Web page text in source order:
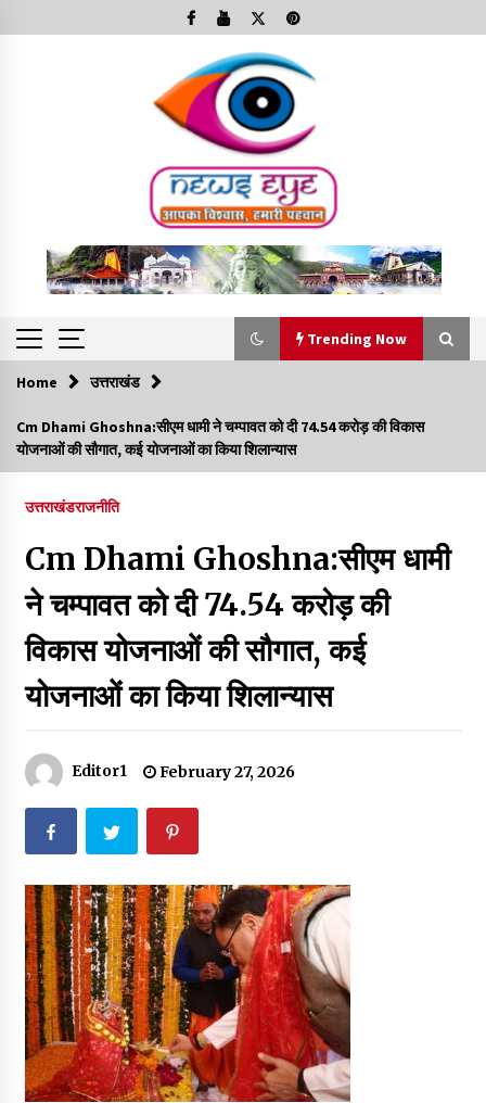
to
Trending Now
Trending Now
Minorities Rights Day : विश्व अल्पसंख्यक अधिकार दिवस
कार्यक्रम में शामिल हुए सीएम,आधुनिक मदरसों का नाम अब्दुल कलाम के नाम
Thought Of The Day 7 September
September 7, 2023
Thought Of The Day 6 September
September 6, 2023
May 18, 2022
Thought Of The Day 17 May
May 17, 2022
Thought Of The Day 16 May
May 16, 2022
Thought Of The Day 14 May
May 14, 2022
Home उत्तराखंड
Cm Dhami Ghoshna:सीएम धामी ने चम्पावत को दी ₹74.54 करोड़ की विकास
योजनाओं की सौगात, कई योजनाओं का किया शिलान्यास
उत्तराखंडराजनीति
Cm Dhami Ghoshna:सीएम धामी
ने चम्पावत को दी ₹74.54 करोड़ की
विकास योजनाओं की सौगात, कई
योजनाओं का किया शिलान्यास
Editor1 February 27, 2026